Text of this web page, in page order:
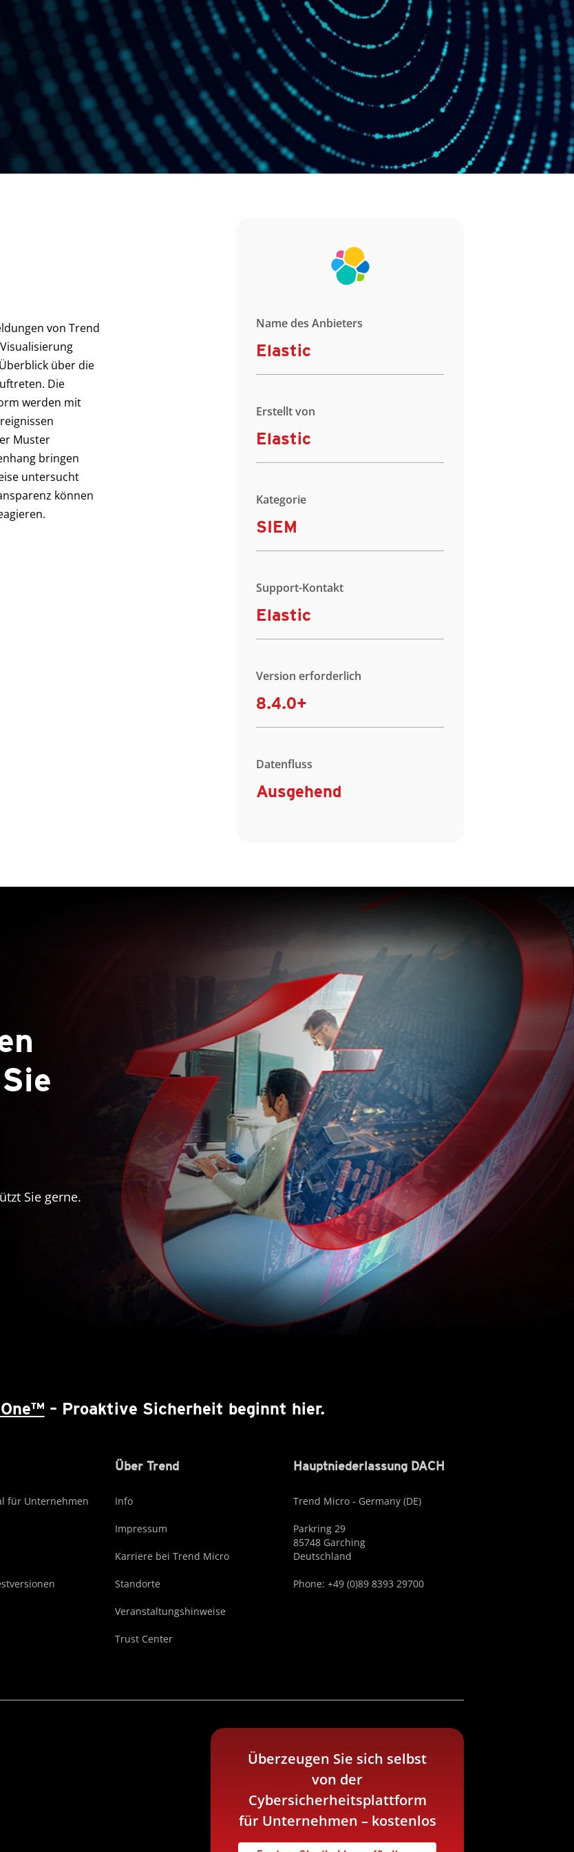
von Trend
über die
Die
werden mit
Muster
bringen
untersucht
können
Name des Anbieters
Elastic
Erstellt von
Elastic
Kategorie
SIEM
Support-Kontakt
Elastic
Version erforderlich
8.4.0+
Datenfluss
Ausgehend
Sie gerne.
– Proaktive Sicherheit beginnt hier.
für Unternehmen
Über Trend
Info
Impressum
Karriere bei Trend Micro
Standorte
Veranstaltungshinweise
Trust Center
Hauptniederlassung DACH
Trend Micro - Germany (DE)
Parkring 29
85748 Garching
Deutschland
Phone: +49 (0)89 8393 29700
Überzeugen Sie sich selbst
von der
Cybersicherheitsplattform
für Unternehmen – kostenlos